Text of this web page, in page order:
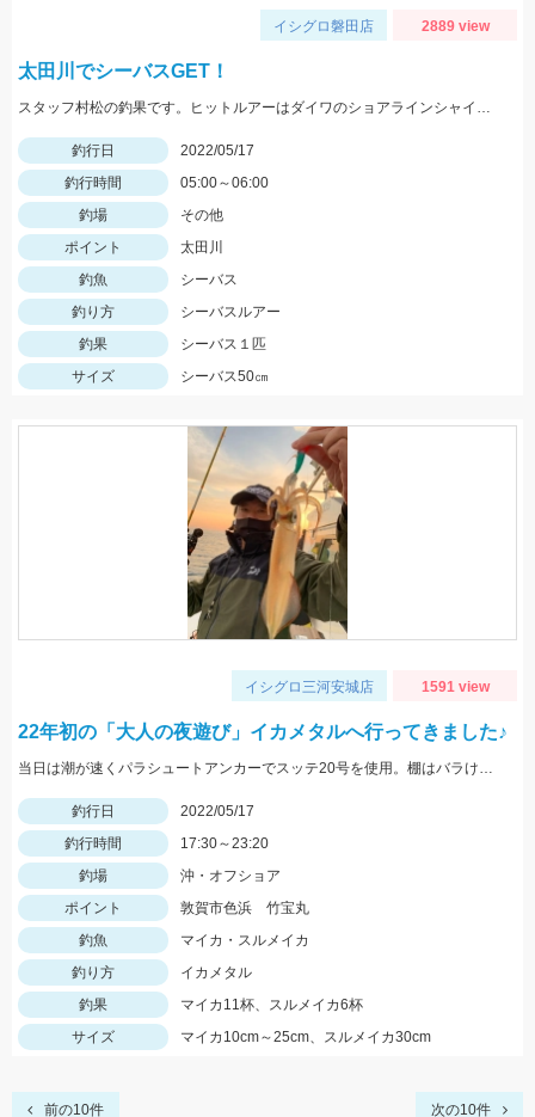
イシグロ磐田店 2889 view
太田川でシーバスGET！
スタッフ村松の釣果です。ヒットルアーはダイワのショアラインシャイナーZバーティス80Sのゴールドカラー。
釣行日
2022/05/17
釣行時間
05:00～06:00
釣場
その他
ポイント
太田川
釣魚
シーバス
釣り方
シーバスルアー
釣果
シーバス１匹
サイズ
シーバス50㎝
イシグロ三河安城店 1591 view
22年初の「大人の夜遊び」イカメタルへ行ってきました♪
当日は潮が速くパラシュートアンカーでスッテ20号を使用。棚はバラけていますがボトムが一番反応が良かったです。
釣行日
2022/05/17
釣行時間
17:30～23:20
釣場
沖・オフショア
ポイント
敦賀市色浜 竹宝丸
釣魚
マイカ・スルメイカ
釣り方
イカメタル
釣果
マイカ11杯、スルメイカ6杯
サイズ
マイカ10cm～25cm、スルメイカ30cm
前の10件 次の10件